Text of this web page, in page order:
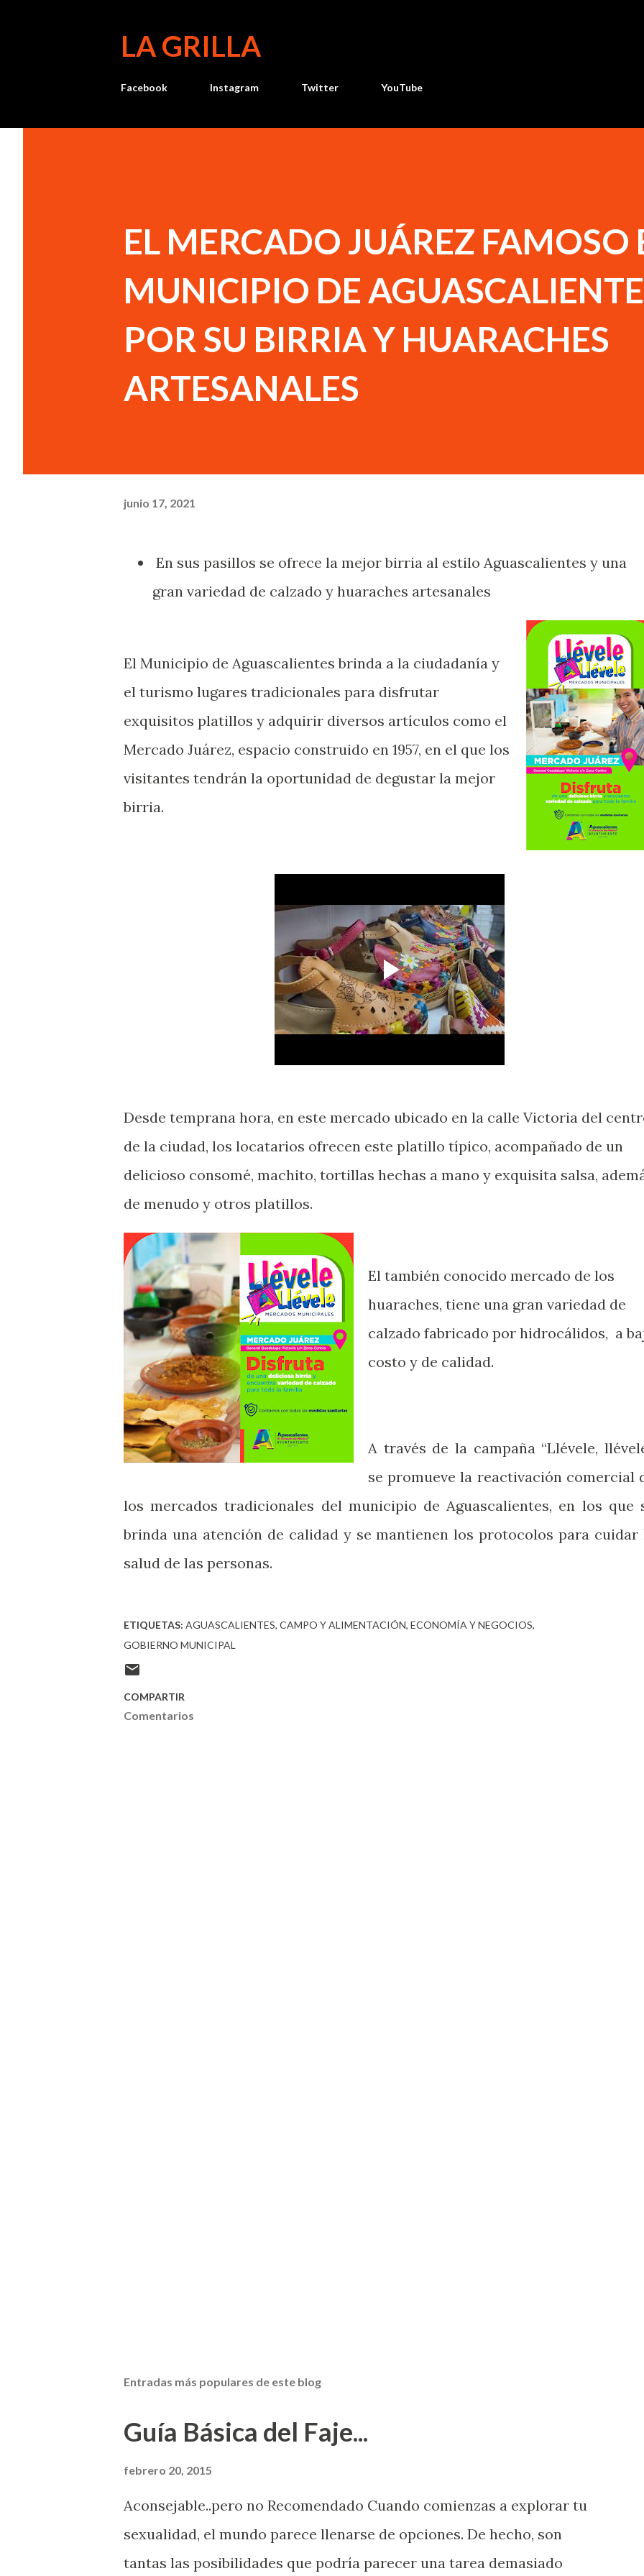
LA GRILLA
Facebook Instagram Twitter YouTube
EL MERCADO JUÁREZ FAMOSO
MUNICIPIO DE
POR SU BIRRIA Y HUARACHES
ARTESANALES
junio 17, 2021
En sus pasillos se ofrece la mejor birria al estilo Aguascalientes y una
gran variedad de calzado y huaraches artesanales
El Municipio de Aguascalientes brinda a la ciudadanía y
el turismo lugares tradicionales para disfrutar
exquisitos platillos y adquirir diversos artículos como el
Mercado Juárez, espacio construido en 1957, en el que los
visitantes tendrán la oportunidad de degustar la mejor
birria.
Desde temprana hora, en este mercado ubicado en la calle Victoria del
de la ciudad, los locatarios ofrecen este platillo típico, acompañado de un
delicioso consomé, machito, tortillas hechas a mano y exquisita salsa,
de menudo y otros platillos.
El también conocido mercado de los
huaraches, tiene una gran variedad de
calzado fabricado por hidrocálidos, a
costo y de calidad.
A través de la campaña “Llévele,
se promueve la reactivación comercial
los mercados tradicionales del municipio de Aguascalientes, en los que
brinda una atención de calidad y se mantienen los protocolos para cuidar
salud de las personas.
ETIQUETAS: AGUASCALIENTES CAMPO Y ALIMENTACIÓN ECONOMÍA Y NEGOCIOS
GOBIERNO MUNICIPAL
COMPARTIR
Comentarios
Entradas más populares de este blog
Guía Básica del Faje...
febrero 20, 2015
Aconsejable..pero no Recomendado Cuando comienzas a explorar tu
sexualidad, el mundo parece llenarse de opciones. De hecho, son
tantas las posibilidades que podría parecer una tarea demasiado